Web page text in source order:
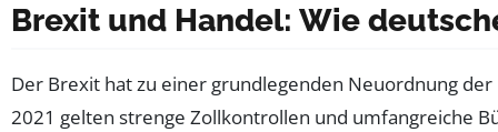
Brexit und Handel: Wie
Der Brexit hat zu einer grundlegenden Neuordnung
2021 gelten strenge Zollkontrollen und umfangreiche